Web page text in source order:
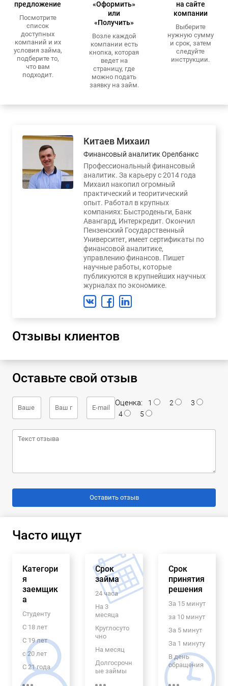
предложение
Посмотрите
список
доступных
компаний и их
условия займа,
подберите то,
что вам
подходит.
«Оформить»
или
«Получить»
Возле каждой
компании есть
кнопка, которая
ведет на
страницу, где
можно подать
заявку на займ.
на сайте
компании
Выберите
нужную сумму
и срок, затем
следуйте
инструкции.
Китаев Михаил
Финансовый аналитик Орелбанкс
Профессиональный финансовый
аналитик. За карьеру с 2014 года
Михаил накопил огромный
практический и теоритический
опыт. Работал в крупных
компаниях: Быстроденьги, Банк
Авангард, Интеркредит. Окончил
Пензенский Государственный
Университет, имеет сертификаты по
финансовой аналитике,
управлению финансов. Пишет
научные работы, которые
публикуются в крупнейших научных
журналах по экономике.
Отзывы клиентов
Оставьте свой отзыв
Оценка: 1 2
3
4
5
Часто ищут
Категори
я
заемщик
а
Студенту
С 18 лет
С 19 лет
с 20 лет
С 21 года
Пенсионер
Срок
займа
24 часа
На 3
месяца
Круглосуто
чно
На месяц
Долгосрочн
ые займы
На 6
Срок
принятия
решения
За 15 минут
за 10 минут
За 5 минут
За 1 минуту
В день
обращения
Экспресс